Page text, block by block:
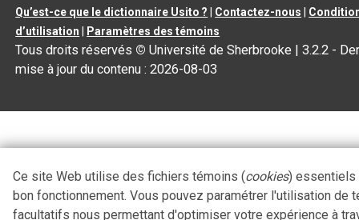
Qu’est-ce que le dictionnaire Usito ? Contactez-nous
d’utilisation
Paramètres des témoins
Tous droits réservés © Université de Sherbrooke |3.2.2 -
mise à jour du contenu :2026-08-03
Ce site Web utilise des fichiers témoins (cookies) essentiels
bon fonctionnement. Vous pouvez paramétrer l'utilisation de
facultatifs nous permettant d'optimiser votre expérience à